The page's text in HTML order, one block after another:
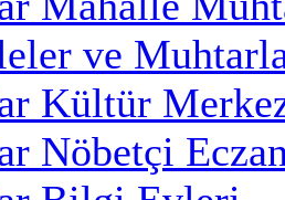
ve
Kültür
Nöbetçi